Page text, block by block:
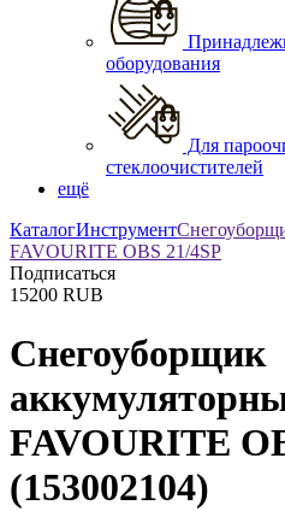
оборудования
Для
стеклоочистителей
ещё
КаталогИнструмент
FAVOURITE OBS 21/4SP
Подписаться
15200 RUB
Снегоуборщик
FAVOURITE
(153002104)